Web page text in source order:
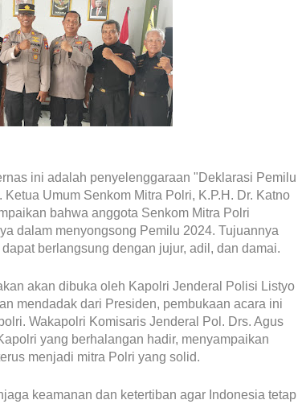
ini adalah penyelenggaraan "Deklarasi Pemilu
Umum Senkom Mitra Polri, K.P.H. Dr. Katno
bahwa anggota Senkom Mitra Polri
dalam menyongsong Pemilu 2024. Tujuannya
berlangsung dengan jujur, adil, dan damai.
akan dibuka oleh Kapolri Jenderal Polisi Listyo
mendadak dari Presiden, pembukaan acara ini
Wakapolri Komisaris Jenderal Pol. Drs. Agus
yang berhalangan hadir, menyampaikan
menjadi mitra Polri yang solid.
keamanan dan ketertiban agar Indonesia tetap